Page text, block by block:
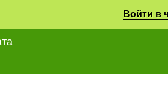
Войти в